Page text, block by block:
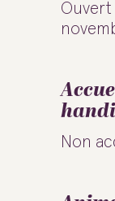
Ouvert
Non